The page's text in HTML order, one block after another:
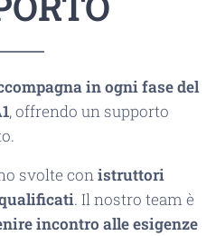
in ogni fase del
, offrendo un supporto
svolte conistruttori
. Il nostro team è
incontro alle esigenze